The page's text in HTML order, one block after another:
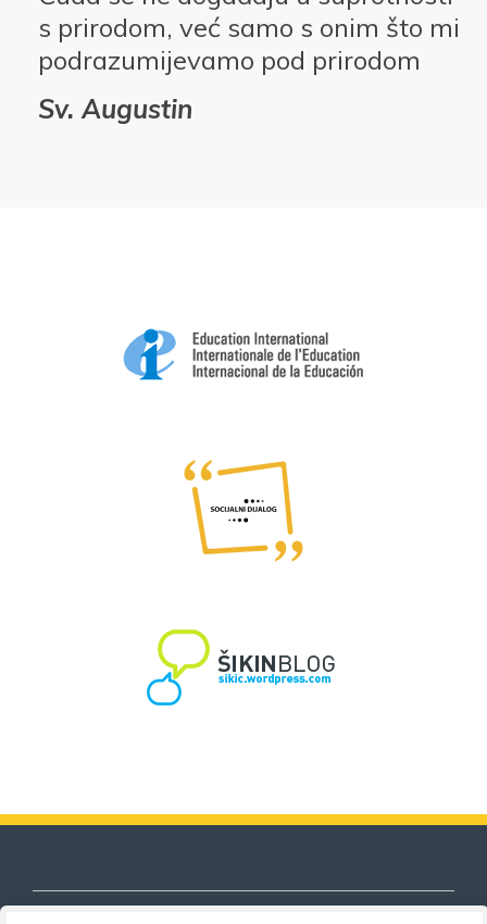
s prirodom, već samo s onim što mi
podrazumijevamo pod prirodom
Sv. Augustin